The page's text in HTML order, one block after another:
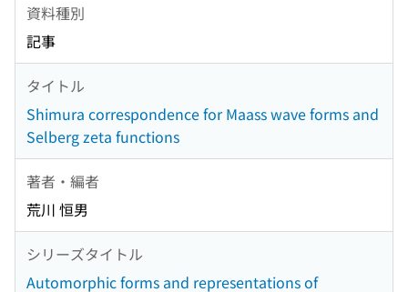
資料種別
記事
タイトル
Shimura correspondence for Maass wave forms and
Selberg zeta functions
著者・編者
荒川 恒男
シリーズタイトル
Automorphic forms and representations of